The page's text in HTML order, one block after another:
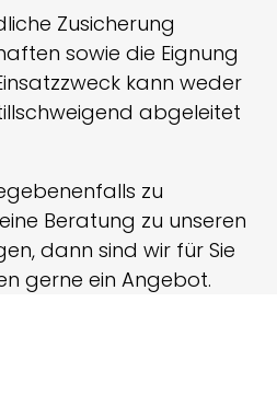
Zusicherung
sowie die Eignung
kann weder
abgeleitet
zu
Beratung zu unseren
dann sind wir für Sie
gerne ein Angebot.